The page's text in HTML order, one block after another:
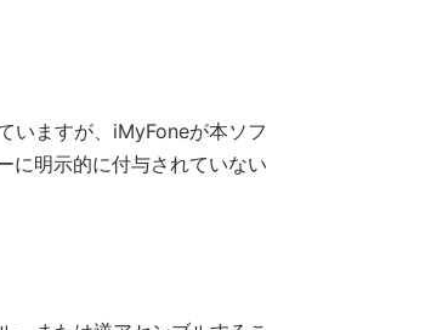
いますが、iMyFoneが本ソフ
に明示的に付与されていない